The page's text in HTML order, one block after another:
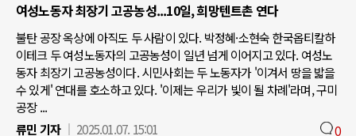
여성노동자 최장기 고공농성...10일, 희망텐트촌 연다
불탄 공장 옥상에 아직도 두 사람이 있다. 박정혜·소현숙 한국옵티칼하
이테크 두 여성노동자의 고공농성이 일년 넘게 이어지고 있다. 여성노
동자 최장기 고공농성이다. 시민사회는 두 노동자가 '이겨서 땅을 밟을
수 있게' 연대를 호소하고 있다. '이제는 우리가 빛이 될 차례'라며, 구미
공장 ...
류민 기자
2025.01.07. 15:01 0